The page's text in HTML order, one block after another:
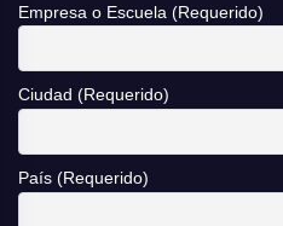
Empresa o Escuela (Requerido)
Ciudad (Requerido)
País (Requerido)